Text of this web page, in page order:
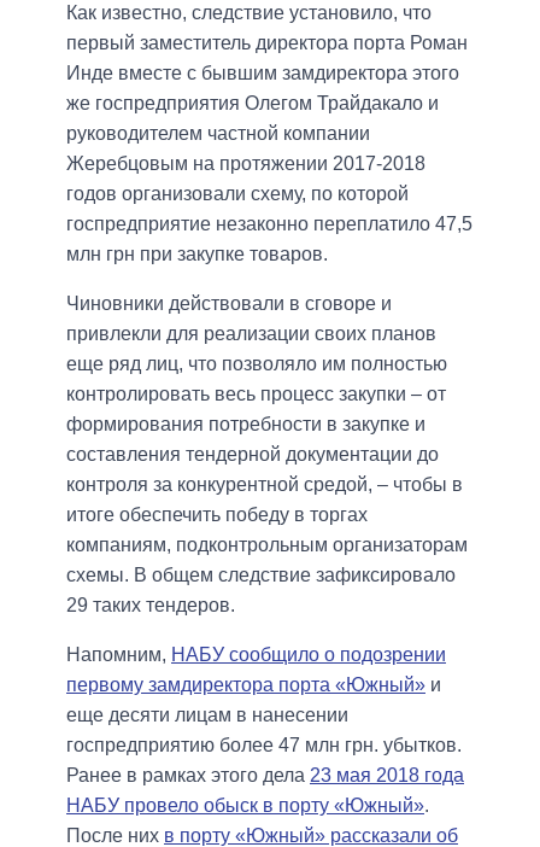
Как известно, следствие установило, что
первый заместитель директора порта Роман
Инде вместе с бывшим замдиректора этого
же госпредприятия Олегом Трайдакало и
руководителем частной компании
Жеребцовым на протяжении 2017-2018
годов организовали схему, по которой
госпредприятие незаконно переплатило 47,5
млн грн при закупке товаров.
Чиновники действовали в сговоре и
привлекли для реализации своих планов
еще ряд лиц, что позволяло им полностью
контролировать весь процесс закупки – от
формирования потребности в закупке и
составления тендерной документации до
контроля за конкурентной средой, – чтобы в
итоге обеспечить победу в торгах
компаниям, подконтрольным организаторам
схемы. В общем следствие зафиксировало
29 таких тендеров.
Напомним, НАБУ сообщило о подозрении
первому замдиректора порта «Южный» и
еще десяти лицам в нанесении
госпредприятию более 47 млн грн. убытков.
Ранее в рамках этого дела 23 мая 2018 года
НАБУ провело обыск в порту «Южный».
После них в порту «Южный» рассказали об